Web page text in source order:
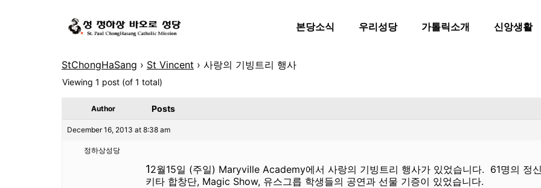
본당소식 우리성당 가톨릭소개 신앙생활
StChongHaSang › St Vincent › 사랑의 기빙트리 행사
Viewing 1 post (of 1 total)
Author Posts
December 16, 2013 at 8:38 am
정하상성당
12월15일 (주일) Maryville Academy에서 사랑의 기빙트리 행사가 있었습니다. 61명의 정
키타 합창단, Magic Show, 유스그릅 학생들의 공연과 선물 기증이 있었습니다.